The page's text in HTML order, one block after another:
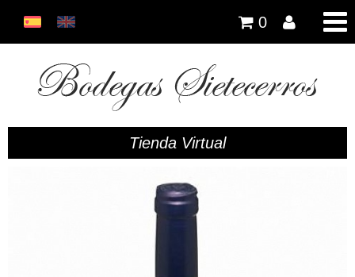
0
Tienda Virtual